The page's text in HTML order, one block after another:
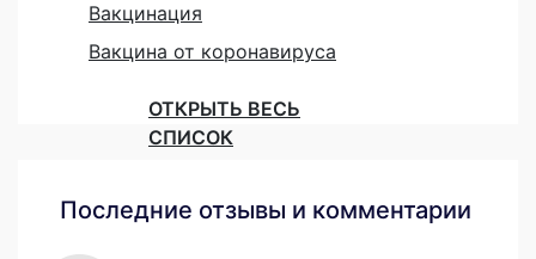
Вакцинация
Вакцина от коронавируса
ОТКРЫТЬ ВЕСЬ
СПИСОК
Последние отзывы и комментарии